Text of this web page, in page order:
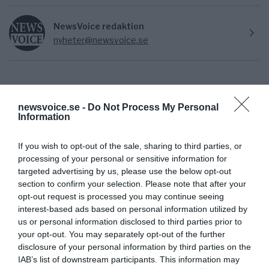
newsvoice.se - Do Not Process My Personal
Information
If you wish to opt-out of the sale, sharing to third parties, or
processing of your personal or sensitive information for
targeted advertising by us, please use the below opt-out
section to confirm your selection. Please note that after your
opt-out request is processed you may continue seeing
interest-based ads based on personal information utilized by
us or personal information disclosed to third parties prior to
your opt-out. You may separately opt-out of the further
disclosure of your personal information by third parties on the
IAB’s list of downstream participants. This information may
NewsVoice redaktion
nyheter@newsvoice.se
Ämnen: docent ralf sundberg
socialstyrelsen